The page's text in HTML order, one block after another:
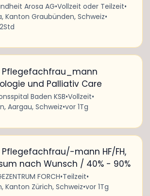
Arosa AG•Vollzeit oder Teilzeit•
Kanton Graubünden, Schweiz•
Pflegefachfrau_mann
und Palliativ Care
Baden KSB•Vollzeit•
Aargau, Schweiz•vor 1Tg
Pflegefachfrau/-mann HF/FH,
nach Wunsch / 40% - 90%
FORCH•Teilzeit•
Kanton Zürich, Schweiz•vor 1Tg